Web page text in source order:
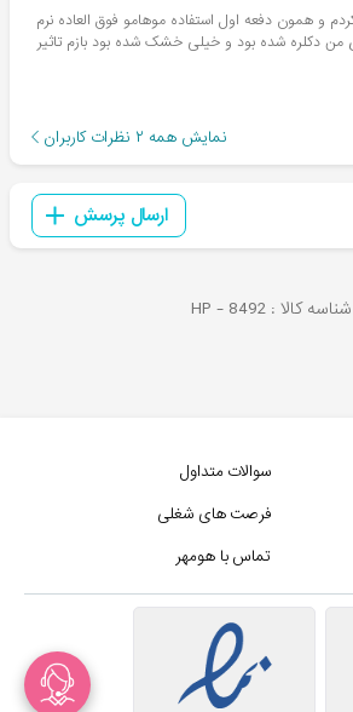
و همون دفعه اول استفاده موهامو فوق العاده نرم
من دکلره شده بود و خیلی خشک شده بود بازم تاثیر
نمایش همه ۲ نظرات کاربران
ارسال پرسش
شناسه کالا : HP - 8492
سوالات متداول
فرصت های شغلی
تماس با هومهر